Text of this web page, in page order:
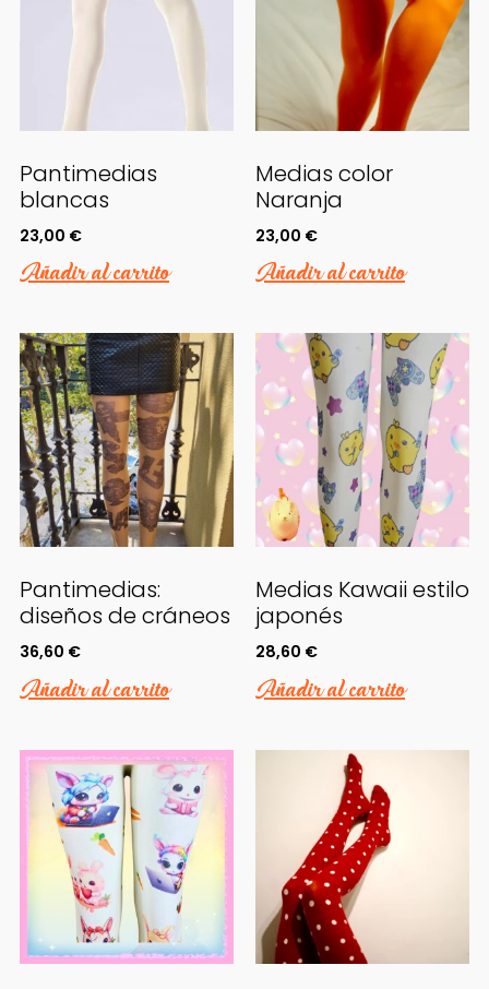
Pantimedias
blancas
23,00 €
Añadir al carrito
Medias color
Naranja
23,00 €
Añadir al carrito
Pantimedias:
diseños de cráneos
36,60 €
Añadir al carrito
Medias Kawaii estilo
japonés
28,60 €
Añadir al carrito